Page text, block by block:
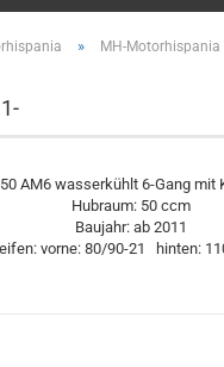
Konto
» MH-Motorhispania
AM6 wasserkühlt 6-Gang mit
Hubraum: 50 ccm
Baujahr: ab 2011
vorne: 80/90-21 hinten: